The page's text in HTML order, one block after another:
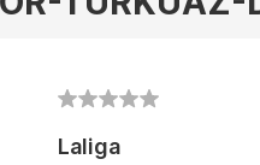
Laliga